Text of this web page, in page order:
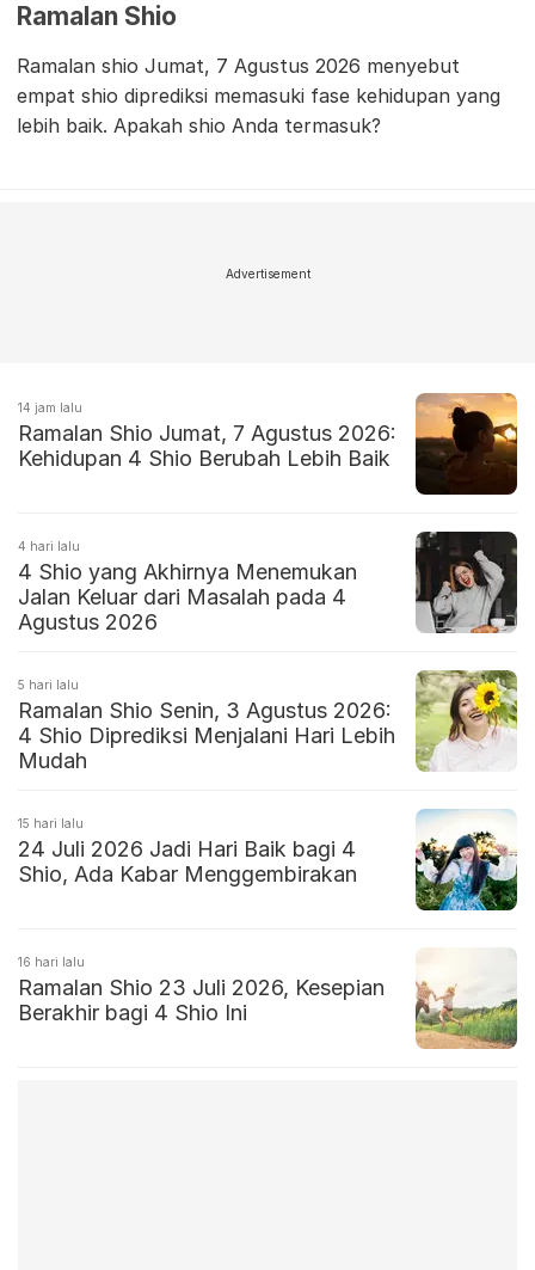
Ramalan Shio
Ramalan shio Jumat, 7 Agustus 2026 menyebut
empat shio diprediksi memasuki fase kehidupan yang
lebih baik. Apakah shio Anda termasuk?
Advertisement
14 jam lalu
Ramalan Shio Jumat, 7 Agustus 2026:
Kehidupan 4 Shio Berubah Lebih Baik
4 hari lalu
4 Shio yang Akhirnya Menemukan
Jalan Keluar dari Masalah pada 4
Agustus 2026
5 hari lalu
Ramalan Shio Senin, 3 Agustus 2026:
4 Shio Diprediksi Menjalani Hari Lebih
Mudah
15 hari lalu
24 Juli 2026 Jadi Hari Baik bagi 4
Shio, Ada Kabar Menggembirakan
16 hari lalu
Ramalan Shio 23 Juli 2026, Kesepian
Berakhir bagi 4 Shio Ini